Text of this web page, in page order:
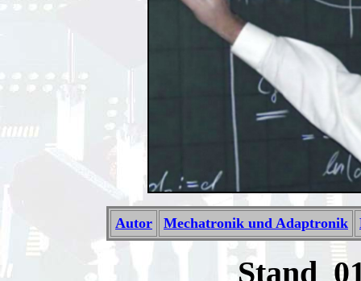
Autor Mechatronik und Adaptronik
Stand